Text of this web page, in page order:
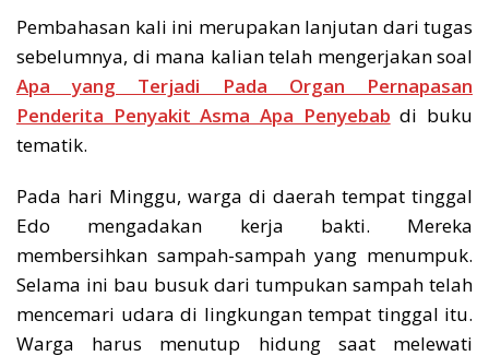
Pembahasan kali ini merupakan lanjutan dari tugas
sebelumnya, di mana kalian telah mengerjakan soal
Apa yang Terjadi Pada Organ Pernapasan
Penderita Penyakit Asma Apa Penyebab di buku
tematik.
Pada hari Minggu, warga di daerah tempat tinggal
Edo mengadakan kerja bakti. Mereka
membersihkan sampah-sampah yang menumpuk.
Selama ini bau busuk dari tumpukan sampah telah
mencemari udara di lingkungan tempat tinggal itu.
Warga harus menutup hidung saat melewati